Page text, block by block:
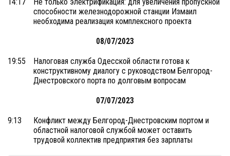
способности железнодорожной станции Измаил
необходима реализация комплексного проекта
08/07/2023
19:55
Налоговая служба Одесской области готова к
конструктивному диалогу с руководством Белгород-
Днестровского порта по долговым вопросам
07/07/2023
9:13
Конфликт между Белгород-Днестровским портом и
областной налоговой службой может оставить
трудовой коллектив предприятия без зарплаты